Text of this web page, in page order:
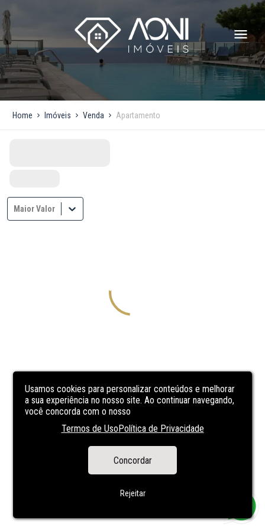
Usamos cookies para personalizar conteúdos e melhorar
a sua experiência no nosso site. Ao continuar navegando,
você concorda com o nosso
Termos de UsoPolítica de Privacidade
Concordar
Rejeitar
Home Imóveis Venda Apartamento
Maior Valor